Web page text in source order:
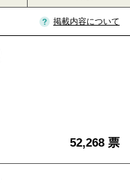
掲載内容について
52,268 票